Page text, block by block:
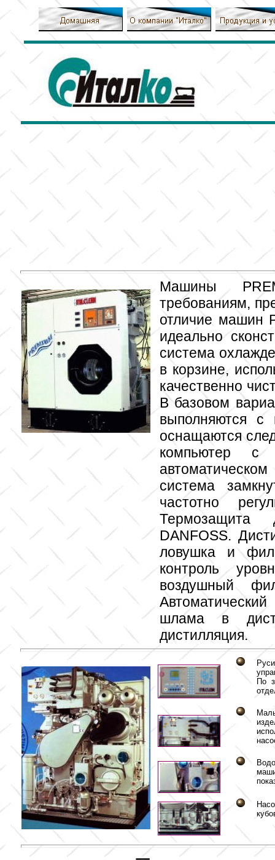
Серия PREMIUM -
Номинальная
Машины
требованиям,
отличие машин
идеально
система
в корзине,
качественно
В базовом
выполняются с
оснащаются
компьютер
система
частотно
Термозащита
DANFOSS.
ловушка и
контроль
воздушный
шлама в
дистилляция.
По